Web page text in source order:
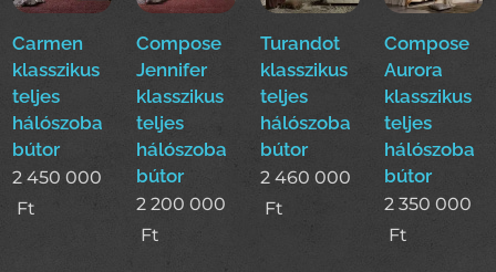
Carmen
klasszikus
teljes
hálószoba
bútor
2 450 000
Ft
Compose
Jennifer
klasszikus
teljes
hálószoba
bútor
2 200 000
Ft
Turandot
klasszikus
teljes
hálószoba
bútor
2 460 000
Ft
Compose
Aurora
klasszikus
teljes
hálószoba
bútor
2 350 000
Ft